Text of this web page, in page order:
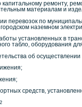
ремонту,
материалам и
перевозок по
наземном
установленных в
табло, оборудования
об
средств,